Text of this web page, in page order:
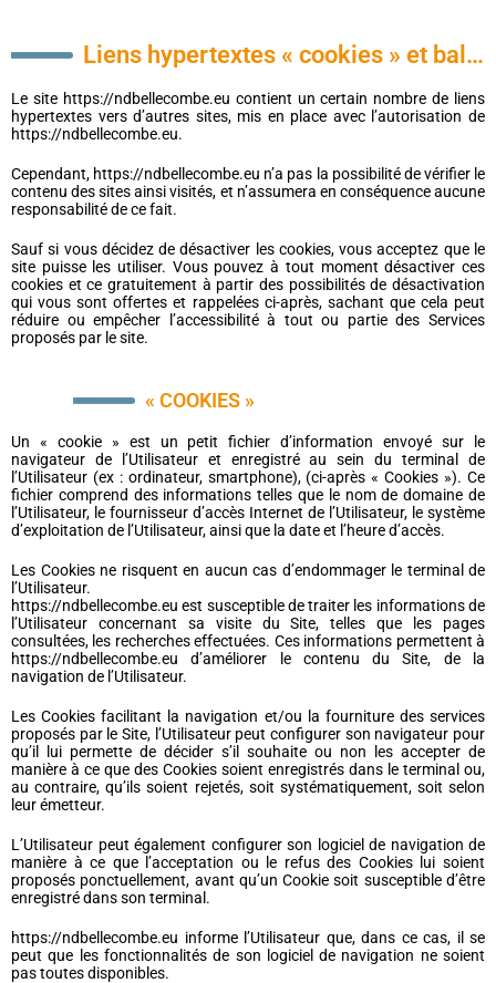
Liens hypertextes « cookies » et balises (“tags”) internet
Le site https://ndbellecombe.eu contient un certain nombre de liens
hypertextes vers d’autres sites, mis en place avec l’autorisation de
https://ndbellecombe.eu.
Cependant, https://ndbellecombe.eu n’a pas la possibilité de vérifier le
contenu des sites ainsi visités, et n’assumera en conséquence aucune
responsabilité de ce fait.
Sauf si vous décidez de désactiver les cookies, vous acceptez que le
site puisse les utiliser. Vous pouvez à tout moment désactiver ces
cookies et ce gratuitement à partir des possibilités de désactivation
qui vous sont offertes et rappelées ci-après, sachant que cela peut
réduire ou empêcher l’accessibilité à tout ou partie des Services
proposés par le site.
« COOKIES »
Un « cookie » est un petit fichier d’information envoyé sur le
navigateur de l’Utilisateur et enregistré au sein du terminal de
l’Utilisateur (ex : ordinateur, smartphone), (ci-après « Cookies »). Ce
fichier comprend des informations telles que le nom de domaine de
l’Utilisateur, le fournisseur d’accès Internet de l’Utilisateur, le système
d’exploitation de l’Utilisateur, ainsi que la date et l’heure d’accès.
Les Cookies ne risquent en aucun cas d’endommager le terminal de
l’Utilisateur.
https://ndbellecombe.eu est susceptible de traiter les informations de
l’Utilisateur concernant sa visite du Site, telles que les pages
consultées, les recherches effectuées. Ces informations permettent à
https://ndbellecombe.eu d’améliorer le contenu du Site, de la
navigation de l’Utilisateur.
Les Cookies facilitant la navigation et/ou la fourniture des services
proposés par le Site, l’Utilisateur peut configurer son navigateur pour
qu’il lui permette de décider s’il souhaite ou non les accepter de
manière à ce que des Cookies soient enregistrés dans le terminal ou,
au contraire, qu’ils soient rejetés, soit systématiquement, soit selon
leur émetteur.
L’Utilisateur peut également configurer son logiciel de navigation de
manière à ce que l’acceptation ou le refus des Cookies lui soient
proposés ponctuellement, avant qu’un Cookie soit susceptible d’être
enregistré dans son terminal.
https://ndbellecombe.eu informe l’Utilisateur que, dans ce cas, il se
peut que les fonctionnalités de son logiciel de navigation ne soient
pas toutes disponibles.